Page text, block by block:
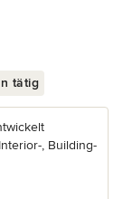
tätig
, Building-